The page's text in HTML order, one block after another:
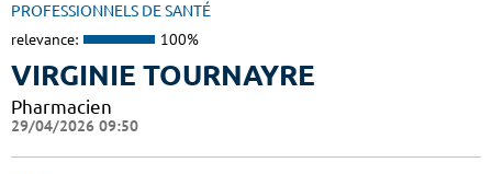
PROFESSIONNELS DE SANTÉ
relevance: 100%
VIRGINIE TOURNAYRE
Pharmacien
29/04/2026 09:50